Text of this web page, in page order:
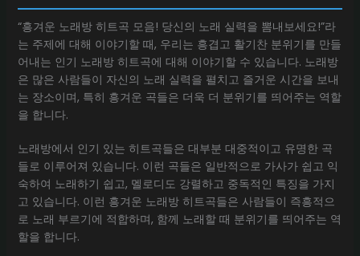
“흥겨운 노래방 히트곡 모음! 당신의 노래 실력을 뽐내보세요!”라
는 주제에 대해 이야기할 때, 우리는 흥겹고 활기찬 분위기를 만들
어내는 인기 노래방 히트곡에 대해 이야기할 수 있습니다. 노래방
은 많은 사람들이 자신의 노래 실력을 펼치고 즐거운 시간을 보내
는 장소이며, 특히 흥겨운 곡들은 더욱 더 분위기를 띄어주는 역할
을 합니다.
노래방에서 인기 있는 히트곡들은 대부분 대중적이고 유명한 곡
들로 이루어져 있습니다. 이런 곡들은 일반적으로 가사가 쉽고 익
숙하여 노래하기 쉽고, 멜로디도 강렬하고 중독적인 특징을 가지
고 있습니다. 이런 흥겨운 노래방 히트곡들은 사람들이 즉흥적으
로 노래 부르기에 적합하며, 함께 노래할 때 분위기를 띄어주는 역
할을 합니다.